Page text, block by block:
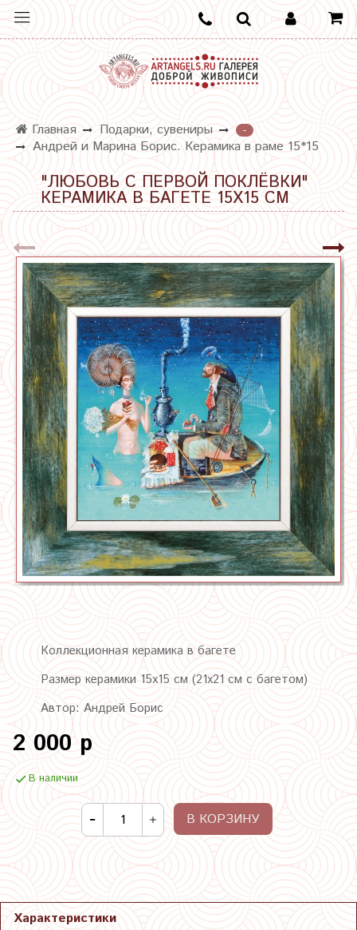
Главная Подарки, сувениры
-
Андрей и Марина Борис. Керамика в раме 15*15
"ЛЮБОВЬ С ПЕРВОЙ ПОКЛЁВКИ"
КЕРАМИКА В БАГЕТЕ 15Х15 СМ
Коллекционная керамика в багете
Размер керамики 15х15 см (21х21 см с багетом)
Автор: Андрей Борис
2 000 р
В наличии
В КОРЗИНУ
Характеристики